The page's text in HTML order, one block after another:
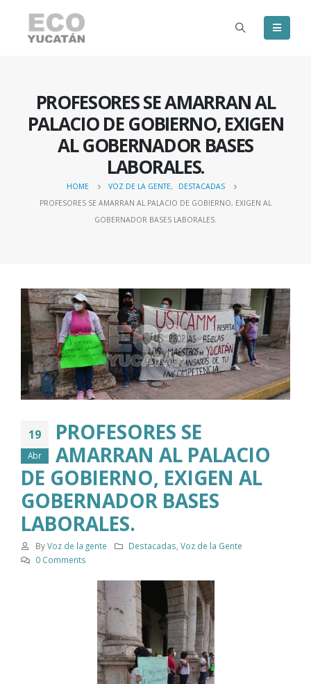
PROFESORES SE AMARRAN AL
PALACIO DE GOBIERNO, EXIGEN
AL GOBERNADOR BASES
LABORALES.
HOME VOZ DE LA GENTE,
DESTACADAS
PROFESORES SE AMARRAN AL PALACIO DE GOBIERNO, EXIGEN AL
GOBERNADOR BASES LABORALES.
19
Abr
PROFESORES SE
AMARRAN AL PALACIO
DE GOBIERNO, EXIGEN AL
GOBERNADOR BASES
LABORALES.
ByVoz de la gente Destacadas ,Voz de la Gente
0 Comments